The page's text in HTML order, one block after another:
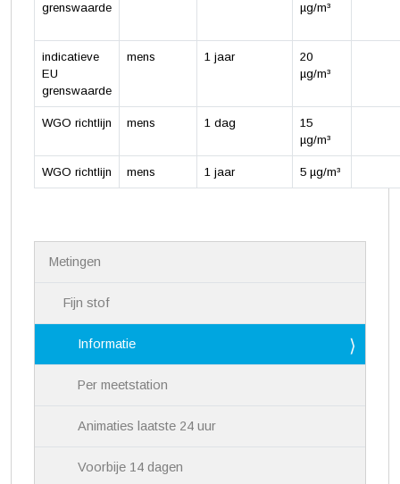
grenswaarde
µg/m³
indicatieve
EU
grenswaarde
mens 1 jaar
20
µg/m³
WGO richtlijn mens 1 dag
15
µg/m³
WGO richtlijn mens 1 jaar 5 µg/m³
i
Metingen
Fijn stof
Informatie
Per meetstation
Animaties laatste 24 uur
Voorbije 14 dagen